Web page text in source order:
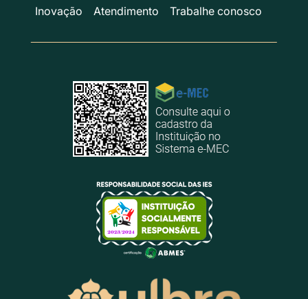
Inovação
Atendimento Trabalhe conosco